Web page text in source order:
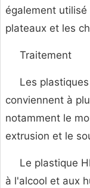
également
plateaux et les
Traitement
Les
conviennent à
notamment le
extrusion et le
Le plastique
à l'alcool et aux